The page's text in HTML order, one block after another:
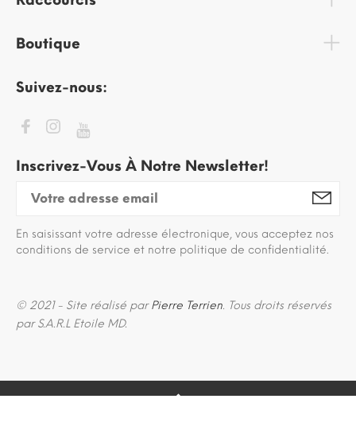
Boutique
Suivez-nous:
Inscrivez-Vous À Notre Newsletter!
En saisissant votre adresse électronique, vous acceptez nos
conditions de service et notre politique de confidentialité.
© 2021 - Site réalisé parPierre Terrien. Tous droits réservés
par S.A.R.L Etoile MD.